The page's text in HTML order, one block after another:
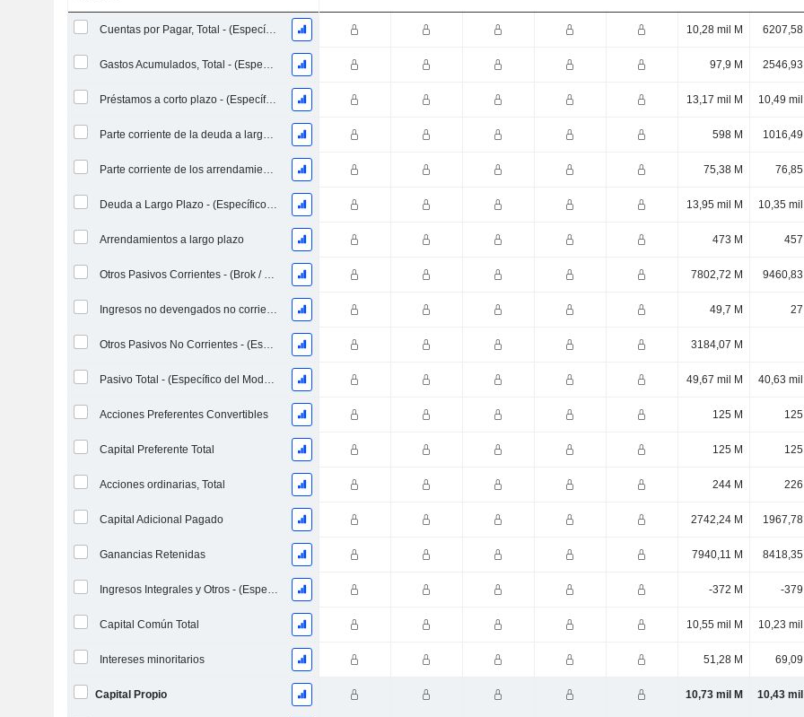
Cuentas por Pagar, Total - (Específico del Modelo) 10,28 mil M 6207,58
Gastos Acumulados, Total - (Específico del Modelo) 97,9 M 2546,93
Préstamos a corto plazo - (Específico del modelo) 13,17 mil M 10,49 mil
Parte corriente de la deuda a largo plazo - (Específico del modelo) 598 M 1016,49
Parte corriente de los arrendamientos 75,38 M 76,85
Deuda a Largo Plazo - (Específico del Modelo) 13,95 mil M 10,35 mil
Arrendamientos a largo plazo 473 M 457
Otros Pasivos Corrientes - (Brok / FS / Ins. / Plantilla REIT) 7802,72 M 9460,83
Ingresos no devengados no corrientes 49,7 M 27
Otros Pasivos No Corrientes - (Específico del Modelo) 3184,07 M
Pasivo Total - (Específico del Modelo) 49,67 mil M 40,63 mil
Acciones Preferentes Convertibles 125 M 125
Capital Preferente Total 125 M 125
Acciones ordinarias, Total 244 M 226
Capital Adicional Pagado 2742,24 M 1967,78
Ganancias Retenidas 7940,11 M 8418,35
Ingresos Integrales y Otros - (Específico de la Plantilla) -372 M -379
Capital Común Total 10,55 mil M 10,23 mil
Intereses minoritarios 51,28 M 69,09
Capital Propio 10,73 mil M 10,43 mil